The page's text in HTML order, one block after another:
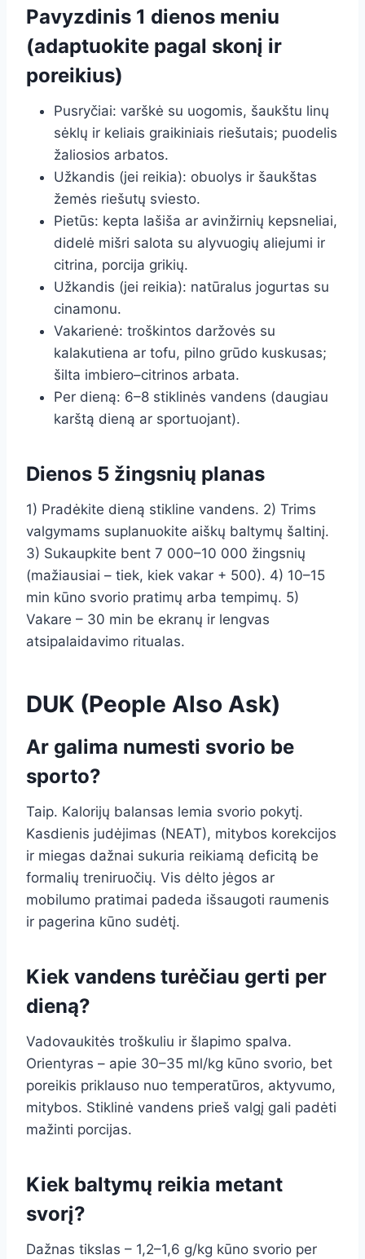
Pavyzdinis 1 dienos meniu
(adaptuokite pagal skonį ir
poreikius)
Pusryčiai: varškė su uogomis, šaukštu linų
sėklų ir keliais graikiniais riešutais; puodelis
žaliosios arbatos.
Užkandis (jei reikia): obuolys ir šaukštas
žemės riešutų sviesto.
Pietūs: kepta lašiša ar avinžirnių kepsneliai,
didelė mišri salota su alyvuogių aliejumi ir
citrina, porcija grikių.
Užkandis (jei reikia): natūralus jogurtas su
cinamonu.
Vakarienė: troškintos daržovės su
kalakutiena ar tofu, pilno grūdo kuskusas;
šilta imbiero–citrinos arbata.
Per dieną: 6–8 stiklinės vandens (daugiau
karštą dieną ar sportuojant).
Dienos 5 žingsnių planas
1) Pradėkite dieną stikline vandens. 2) Trims
valgymams suplanuokite aiškų baltymų šaltinį.
3) Sukaupkite bent 7 000–10 000 žingsnių
(mažiausiai – tiek, kiek vakar + 500). 4) 10–15
min kūno svorio pratimų arba tempimų. 5)
Vakare – 30 min be ekranų ir lengvas
atsipalaidavimo ritualas.
DUK (People Also Ask)
Ar galima numesti svorio be
sporto?
Taip. Kalorijų balansas lemia svorio pokytį.
Kasdienis judėjimas (NEAT), mitybos korekcijos
ir miegas dažnai sukuria reikiamą deficitą be
formalių treniruočių. Vis dėlto jėgos ar
mobilumo pratimai padeda išsaugoti raumenis
ir pagerina kūno sudėtį.
Kiek vandens turėčiau gerti per
dieną?
Vadovaukitės troškuliu ir šlapimo spalva.
Orientyras – apie 30–35 ml/kg kūno svorio, bet
poreikis priklauso nuo temperatūros, aktyvumo,
mitybos. Stiklinė vandens prieš valgį gali padėti
mažinti porcijas.
Kiek baltymų reikia metant
svorį?
Dažnas tikslas – 1,2–1,6 g/kg kūno svorio per